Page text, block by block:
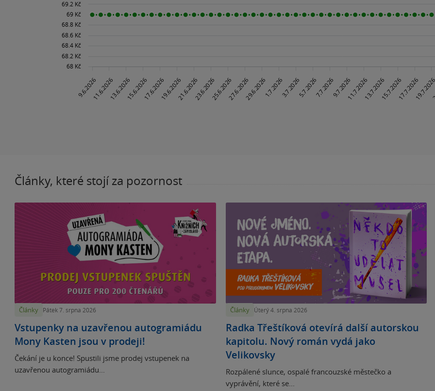
Články, které stojí za pozornost
Články Pátek 7. srpna 2026
Vstupenky na uzavřenou autogramiádu
Mony Kasten jsou v prodeji!
Čekání je u konce! Spustili jsme prodej vstupenek na
uzavřenou autogramiádu...
Články Úterý 4. srpna 2026
Radka Třeštíková otevírá další autorskou
kapitolu. Nový román vydá jako
Velikovsky
Rozpálené slunce, ospalé francouzské městečko a
vyprávění, které se...